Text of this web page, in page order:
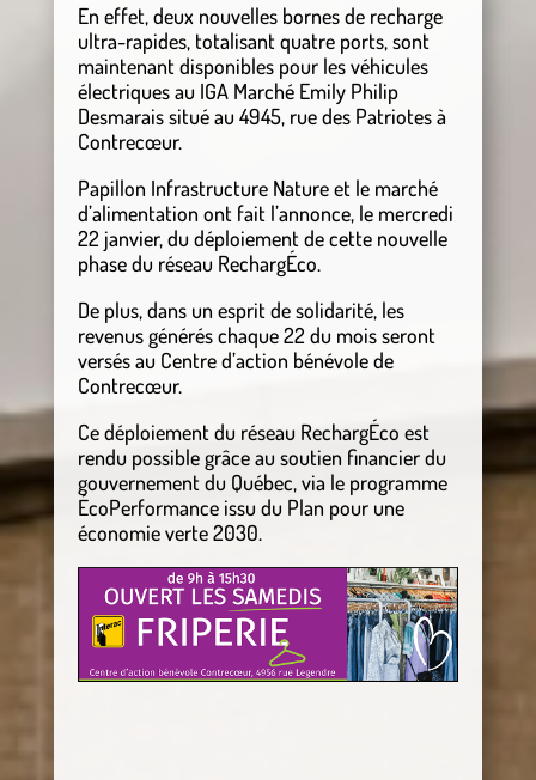
En effet, deux nouvelles bornes de recharge
ultra-rapides, totalisant quatre ports, sont
maintenant disponibles pour les véhicules
électriques au IGA Marché Emily Philip
Desmarais situé au 4945, rue des Patriotes à
Contrecœur.
Papillon Infrastructure Nature et le marché
d’alimentation ont fait l’annonce, le mercredi
22 janvier, du déploiement de cette nouvelle
phase du réseau RechargÉco.
De plus, dans un esprit de solidarité, les
revenus générés chaque 22 du mois seront
versés au Centre d’action bénévole de
Contrecœur.
Ce déploiement du réseau RechargÉco est
rendu possible grâce au soutien financier du
gouvernement du Québec, via le programme
ÉcoPerformance issu du Plan pour une
économie verte 2030.